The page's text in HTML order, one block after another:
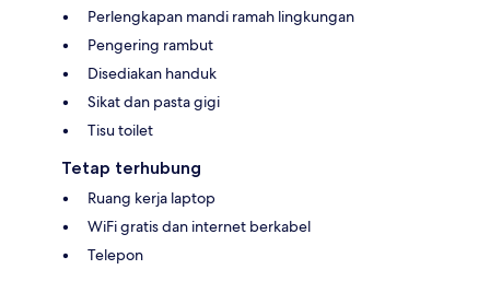
Perlengkapan mandi ramah lingkungan
Pengering rambut
Disediakan handuk
Sikat dan pasta gigi
Tisu toilet
Tetap terhubung
Ruang kerja laptop
WiFi gratis dan internet berkabel
Telepon